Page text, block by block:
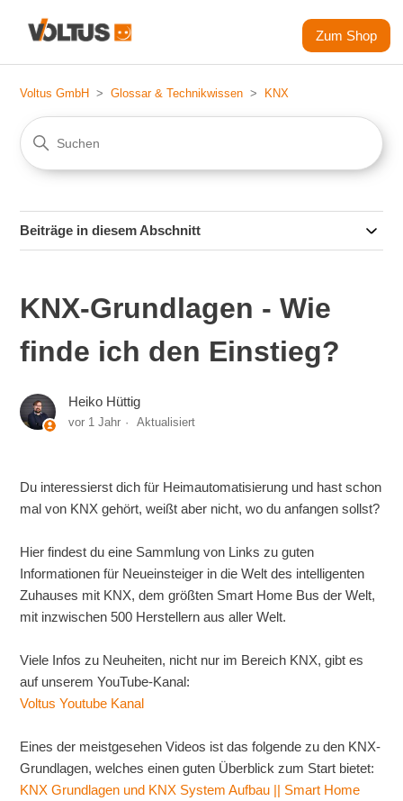
Zum Shop
Voltus GmbH Glossar & Technikwissen KNX
Beiträge in diesem Abschnitt
KNX-Grundlagen - Wie
finde ich den Einstieg?
Heiko Hüttig
vor 1 Jahr Aktualisiert
Du interessierst dich für Heimautomatisierung und hast schon
mal von KNX gehört, weißt aber nicht, wo du anfangen sollst?
Hier findest du eine Sammlung von Links zu guten
Informationen für Neueinsteiger in die Welt des intelligenten
Zuhauses mit KNX, dem größten Smart Home Bus der Welt,
mit inzwischen 500 Herstellern aus aller Welt.
Viele Infos zu Neuheiten, nicht nur im Bereich KNX, gibt es
auf unserem YouTube-Kanal:
Voltus Youtube Kanal
Eines der meistgesehen Videos ist das folgende zu den KNX-
Grundlagen, welches einen guten Überblick zum Start bietet:
KNX Grundlagen und KNX System Aufbau || Smart Home